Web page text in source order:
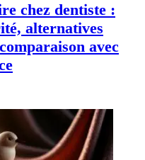
chez dentiste :
alternatives
avec